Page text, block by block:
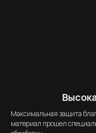
Максимальная защита
материал прошел